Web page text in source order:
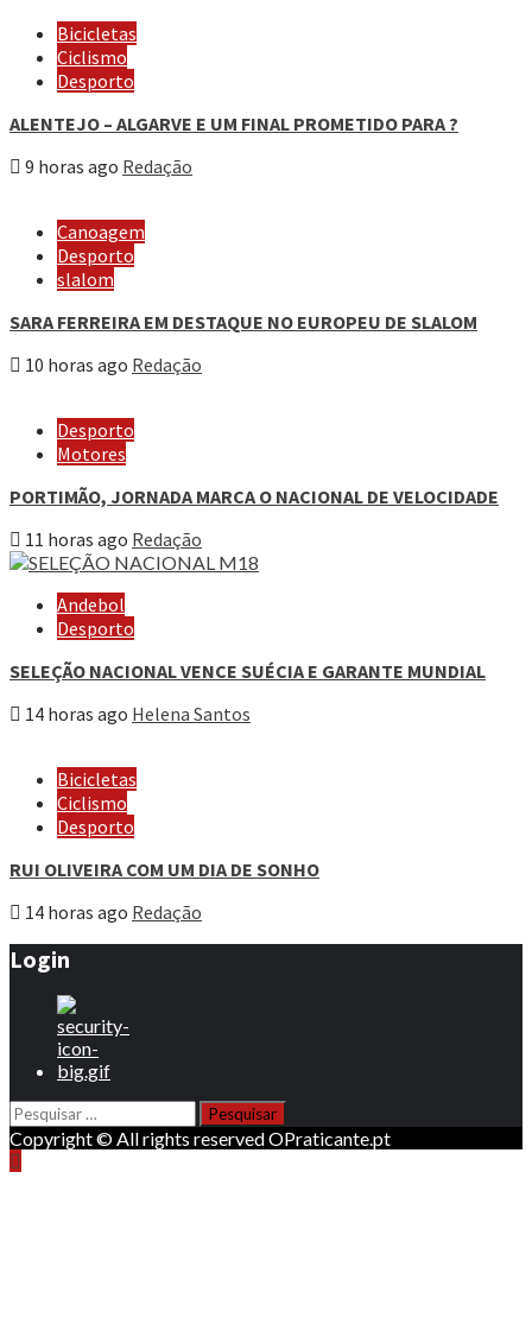
Bicicletas
Ciclismo
Desporto
ALENTEJO – ALGARVE E UM FINAL PROMETIDO PARA ?
9 horas ago Redação
Canoagem
Desporto
slalom
SARA FERREIRA EM DESTAQUE NO EUROPEU DE SLALOM
10 horas ago Redação
Desporto
Motores
PORTIMÃO, JORNADA MARCA O NACIONAL DE VELOCIDADE
11 horas ago Redação
Andebol
Desporto
SELEÇÃO NACIONAL VENCE SUÉCIA E GARANTE MUNDIAL
14 horas ago Helena Santos
Bicicletas
Ciclismo
Desporto
RUI OLIVEIRA COM UM DIA DE SONHO
14 horas ago Redação
Login
Pesquisar
por:
Copyright © All rights reserved OPraticante.pt